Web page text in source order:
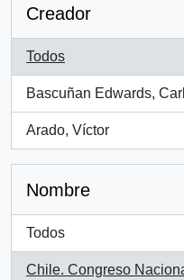
Creador
Todos
Bascuñan Edwards,
, 1 resultados
Arado, Víctor
, 1 resultados
Nombre
Todos
Chile. Congreso